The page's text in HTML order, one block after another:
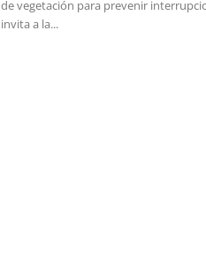
de vegetación para prevenir
invita a la...